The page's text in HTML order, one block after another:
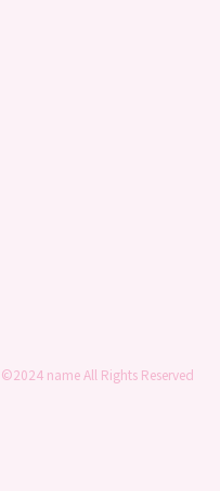
©2024 name All Rights Reserved